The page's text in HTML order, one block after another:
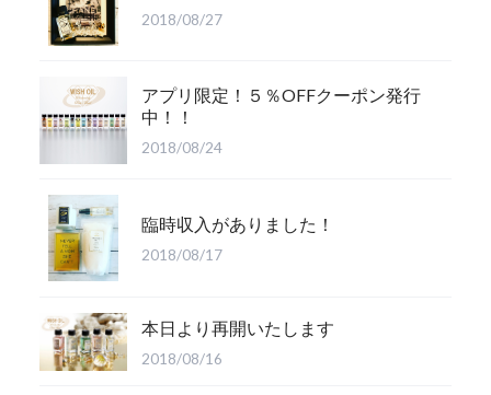
2018/08/27
アプリ限定！５％OFFクーポン発行
中！！
2018/08/24
臨時収入がありました！
2018/08/17
本日より再開いたします
2018/08/16